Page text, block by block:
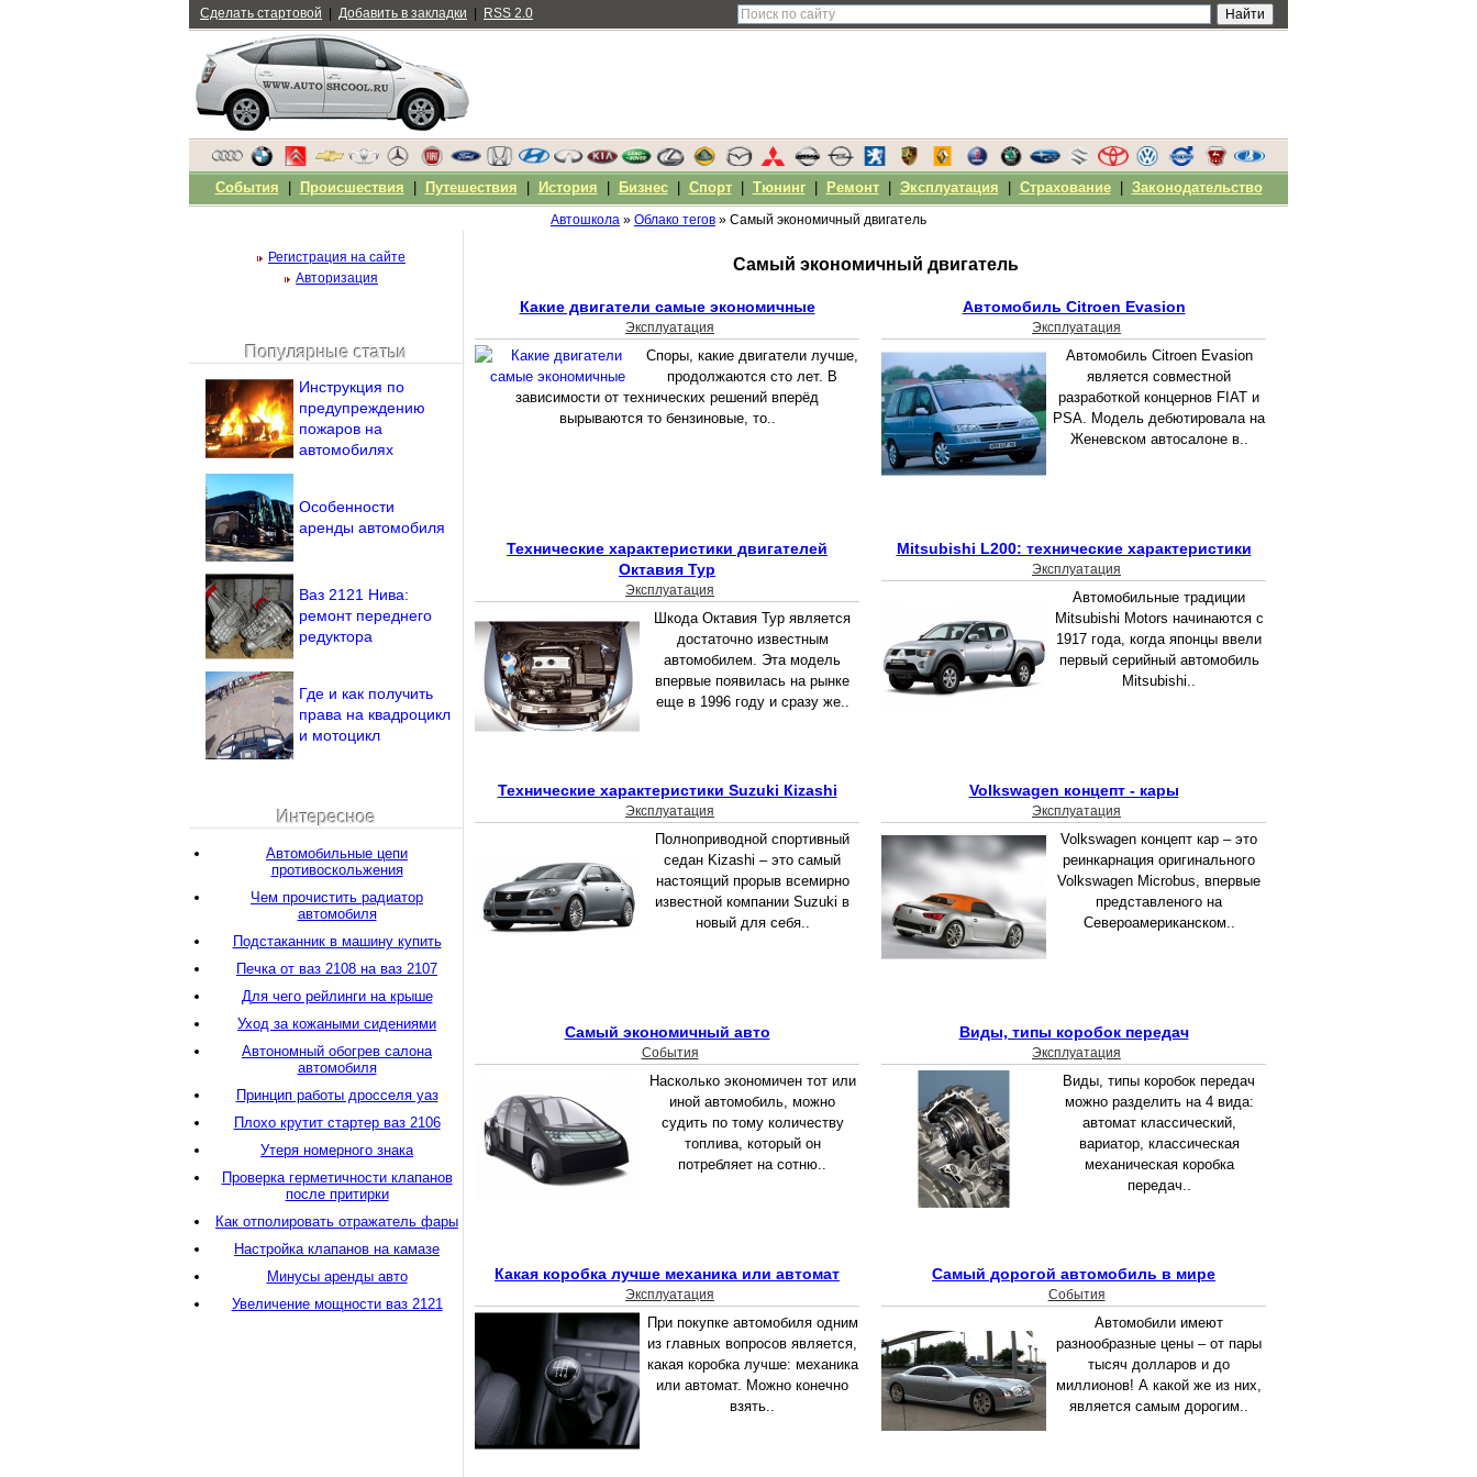
Автошкола » Облако тегов » Самый экономичный двигатель
Самый экономичный двигатель
Какие двигатели самые экономичные
Эксплуатация
Споры, какие двигатели лучше,
продолжаются сто лет. В
зависимости от технических решений вперёд
вырываются то бензиновые, то..
Автомобиль Citroen Evasion
Эксплуатация
Автомобиль Citroen Evasion
является совместной
разработкой концернов FIAT и
PSA. Модель дебютировала на
Женевском автосалоне в..
Технические характеристики двигателей
Октавия Тур
Эксплуатация
Шкода Октавия Тур является
достаточно известным
автомобилем. Эта модель
впервые появилась на рынке
еще в 1996 году и сразу же..
Mitsubishi L200: технические характеристики
Эксплуатация
Автомобильные традиции
Mitsubishi Motors начинаются с
1917 года, когда японцы ввели
первый серийный автомобиль
Mitsubishi..
Технические характеристики Suzuki Кizashi
Эксплуатация
Полноприводной спортивный
седан Kizashi – это самый
настоящий прорыв всемирно
известной компании Suzuki в
новый для себя..
Volkswagen концепт - кары
Эксплуатация
Volkswagen концепт кар – это
реинкарнация оригинального
Volkswagen Microbus, впервые
представленого на
Североамериканском..
Самый экономичный авто
События
Насколько экономичен тот или
иной автомобиль, можно
судить по тому количеству
топлива, который он
потребляет на сотню..
Виды, типы коробок передач
Эксплуатация
Виды, типы коробок передач
можно разделить на 4 вида:
автомат классический,
вариатор, классическая
механическая коробка
передач..
Какая коробка лучше механика или автомат
Эксплуатация
При покупке автомобиля одним
из главных вопросов является,
какая коробка лучше: механика
или автомат. Можно конечно
взять..
Самый дорогой автомобиль в мире
События
Автомобили имеют
разнообразные цены – от пары
тысяч долларов и до
миллионов! А какой же из них,
является самым дорогим..
Регистрация на сайте
Авторизация
Напомнить пароль?
Популярные статьи
Инструкция по
предупреждению
пожаров на
автомобилях
Особенности
аренды автомобиля
Ваз 2121 Нива:
ремонт переднего
редуктора
Где и как получить
права на квадроцикл
и мотоцикл
Интересное
Автомобильные цепи
противоскольжения
Чем прочистить радиатор
автомобиля
Подстаканник в машину купить
Печка от ваз 2108 на ваз 2107
Для чего рейлинги на крыше
Уход за кожаными сидениями
Автономный обогрев салона
автомобиля
Принцип работы дросселя уаз
Плохо крутит стартер ваз 2106
Утеря номерного знака
Проверка герметичности клапанов
после притирки
Как отполировать отражатель фары
Настройка клапанов на камазе
Минусы аренды авто
Увеличение мощности ваз 2121
Сделать стартовой Добавить в закладки RSS 2.0
События Происшествия Путешествия История Бизнес| Спорт| Тюнинг| Ремонт| Эксплуатация Страхование| Законодательство